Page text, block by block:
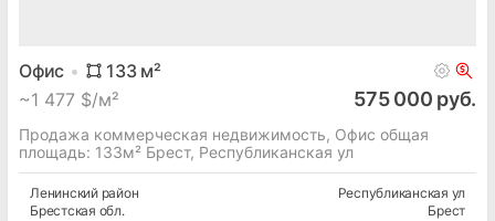
Офис 133м²
~1 477 $/м² 575 000 руб.
Продажа коммерческая недвижимость, Офис общая
площадь: 133м² Брест, Республиканская ул
Ленинскийрайон
Брестская обл.
Республиканская ул
Брест